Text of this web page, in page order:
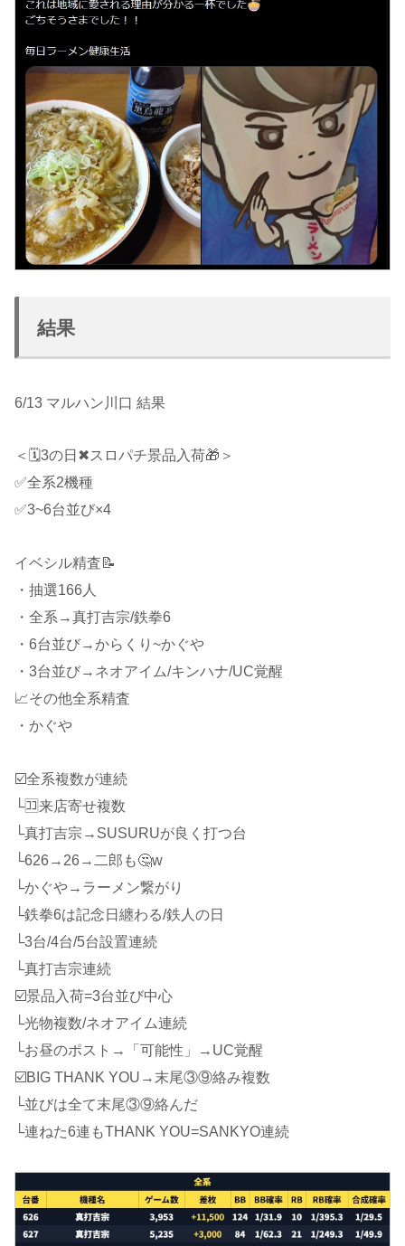
結果
6/13 マルハン川口 結果
＜🗓3の日✖スロパチ景品入荷🎁＞
✅全系2機種
✅3~6台並び×4
イベシル精査📝
・抽選166人
・全系→真打吉宗/鉄拳6
・6台並び→からくり~かぐや
・3台並び→ネオアイム/キンハナ/UC覚醒
📈その他全系精査
・かぐや
☑️全系複数が連続
└🈁来店寄せ複数
└真打吉宗→SUSURUが良く打つ台
└626→26→二郎も🤔w
└かぐや→ラーメン繋がり
└鉄拳6は記念日纏わる/鉄人の日
└3台/4台/5台設置連続
└真打吉宗連続
☑️景品入荷=3台並び中心
└光物複数/ネオアイム連続
└お昼のポスト→「可能性」→UC覚醒
☑️BIG THANK YOU→末尾③⑨絡み複数
└並びは全て末尾③⑨絡んだ
└連ねた6連もTHANK YOU=SANKYO連続